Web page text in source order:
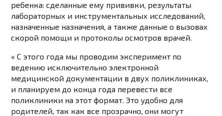
ребенка: сделанные ему прививки, результаты
лабораторных и инструментальных исследований,
назначенные назначения, а также данные о вызовах
скорой помощи и протоколы осмотров врачей.
« С этого года мы проводим эксперимент по
ведению исключительно электронной
медицинской документации в двух поликлиниках,
и планируем до конца года перевести все
поликлиники на этот формат. Это удобно для
родителей, так как все прозрачно, они могут